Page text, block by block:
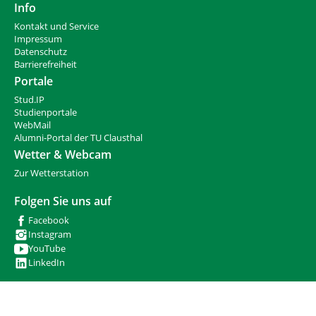
i
n
d
h
i
e
r
:
Info
Kontakt und Service
Impressum
Datenschutz
Barrierefreiheit
Portale
Stud.IP
Studienportale
WebMail
Alumni-Portal der TU Clausthal
Wetter & Webcam
Zur Wetterstation
Folgen Sie uns auf
Facebook
Instagram
YouTube
LinkedIn